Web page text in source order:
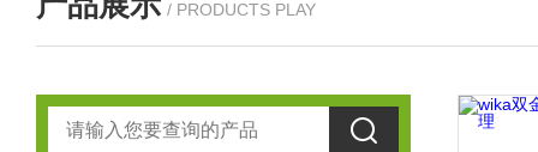
/ PRODUCTS PLAY